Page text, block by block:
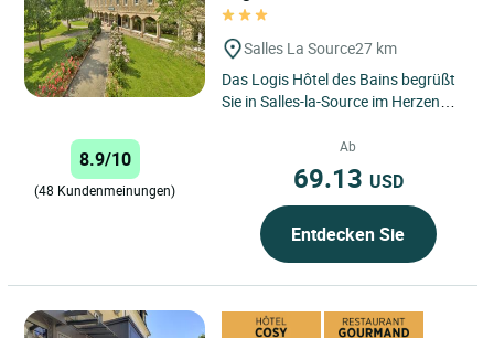
Salles La Source27 km
Das Logis Hôtel des Bains begrüßt
Sie in Salles-la-Source im Herzen
Rückzugsort zwischen...
8.9/10
(48 Kundenmeinungen)
Ab
69.13 USD
Entdecken Sie